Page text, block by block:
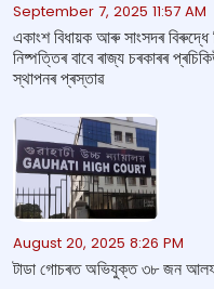
September 7, 2025 11:57 AM
একাংশ বিধায়ক আৰু সাংসদৰ
নিষ্পত্তিৰ বাবে ৰাজ্য চৰকাৰৰ
স্থাপনৰ প্ৰস্তাৱ
August 20, 2025 8:26 PM
টাডা গোচৰত অভিযুক্ত ৩৮ জন